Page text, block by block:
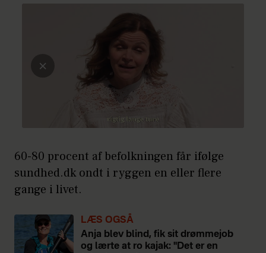
60-80 procent af befolkningen får ifølge
sundhed.dk ondt i ryggen en eller flere
gange i livet.
LÆS OGSÅ
Anja blev blind, fik sit drømmejob
og lærte at ro kajak: "Det er en